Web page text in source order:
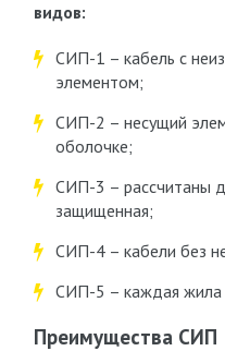
видов:
СИП-1 – кабель с
элементом;
СИП-2 – несущий
оболочке;
СИП-3 – рассчитаны
защищенная;
СИП-4 – кабели без
СИП-5 – каждая жила
Преимущества СИП